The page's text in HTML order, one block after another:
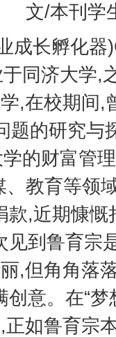
文/本刊学
成长孵化
同济大学,
,在校期间,
题的研究
的财富管
教育等领
,近期慷慨
到鲁育宗
,但角角落
意。在“
如鲁育宗